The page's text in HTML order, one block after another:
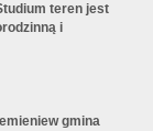
teren jest
i
gmina